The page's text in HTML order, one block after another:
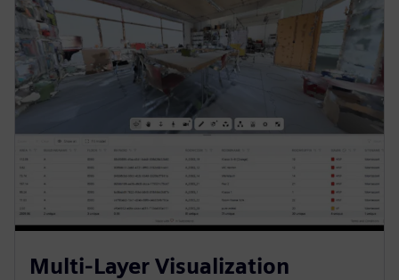
Multi-Layer Visualization